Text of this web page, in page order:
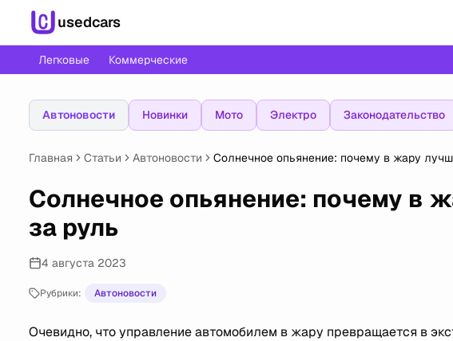
usedcars
Легковые Коммерческие
Автоновости Новинки Мото Электро Законодательство
Главная Статьи Автоновости Солнечное опьянение: почему в жару
Солнечное опьянение: почему в
за руль
4 августа 2023
Рубрики: Автоновости
Очевидно, что управление автомобилем в жару превращается в